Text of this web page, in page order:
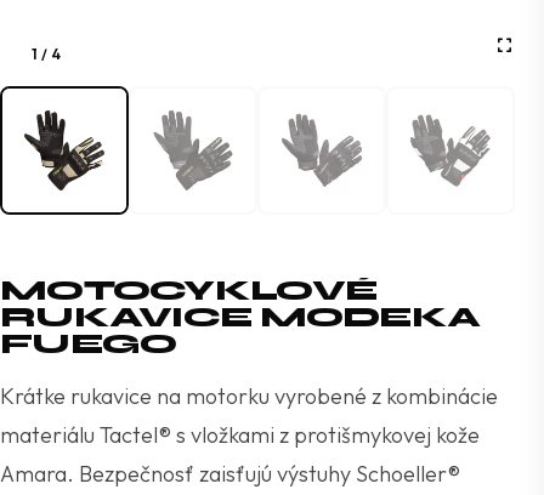
1 / 4
MOTOCYKLOVÉ
RUKAVICE MODEKA
FUEGO
Krátke rukavice na motorku vyrobené z kombinácie
materiálu Tactel® s vložkami z protišmykovej kože
Amara. Bezpečnosť zaisťujú výstuhy Schoeller®